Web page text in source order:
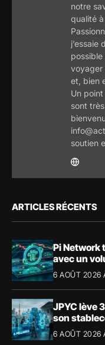
notre
qualité
j’essaie
possible
voyager
et, bien
Un
sont
soutien
ARTICLES RÉCENTS
Pi Network
avec un
6 AOÛT 2026
JPYC lève
son
6 AOÛT 2026